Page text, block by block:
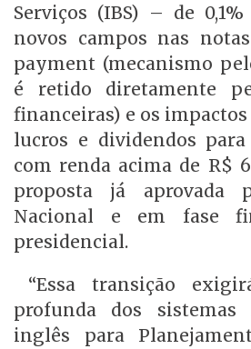
Serviços (IBS) – de
novos campos nas
payment (mecanismo
é retido diretamente
financeiras) e os
lucros e dividendos para
com renda acima de R$
proposta já aprovada
Nacional e em fase
presidencial.
“Essa transição
profunda dos sistemas
inglês para